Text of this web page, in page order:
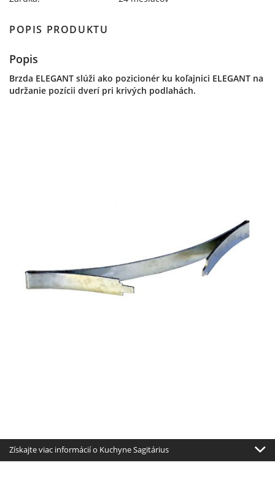
POPIS PRODUKTU
Popis
Brzda ELEGANT slúži ako pozicionér ku koľajnici ELEGANT na
udržanie pozícii dverí pri krivých podlahách.
Získajte viac informácií o Kuchyne Sagitárius